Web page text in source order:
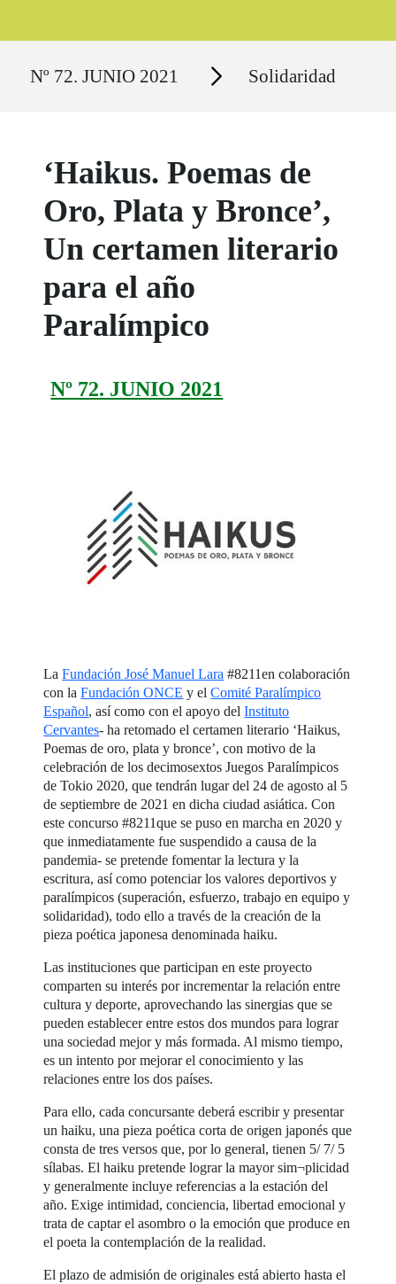
Nº 72. JUNIO 2021 Secciones Solidaridad
‘Haikus. Poemas de
Oro, Plata y Bronce’,
Un certamen literario
para el año
Paralímpico
Nº 72. JUNIO 2021
LaFundación José Manuel Lara #8211en colaboración
con laFundación ONCE y elComité Paralímpico
Español, así como con el apoyo delInstituto
Cervantes- ha retomado el certamen literario ‘Haikus,
Poemas de oro, plata y bronce’, con motivo de la
celebración de los decimosextos Juegos Paralímpicos
de Tokio 2020, que tendrán lugar del 24 de agosto al 5
de septiembre de 2021 en dicha ciudad asiática. Con
este concurso #8211que se puso en marcha en 2020 y
que inmediatamente fue suspendido a causa de la
pandemia- se pretende fomentar la lectura y la
escritura, así como potenciar los valores deportivos y
paralímpicos (superación, esfuerzo, trabajo en equipo y
solidaridad), todo ello a través de la creación de la
pieza poética japonesa denominada haiku.
Las instituciones que participan en este proyecto
comparten su interés por incrementar la relación entre
cultura y deporte, aprovechando las sinergias que se
pueden establecer entre estos dos mundos para lograr
una sociedad mejor y más formada. Al mismo tiempo,
es un intento por mejorar el conocimiento y las
relaciones entre los dos países.
Para ello, cada concursante deberá escribir y presentar
un haiku, una pieza poética corta de origen japonés que
consta de tres versos que, por lo general, tienen 5/ 7/ 5
sílabas. El haiku pretende lograr la mayor sim¬plicidad
y generalmente incluye referencias a la estación del
año. Exige intimidad, conciencia, libertad emocional y
trata de captar el asombro o la emoción que produce en
el poeta la contemplación de la realidad.
El plazo de admisión de originales está abierto hasta el